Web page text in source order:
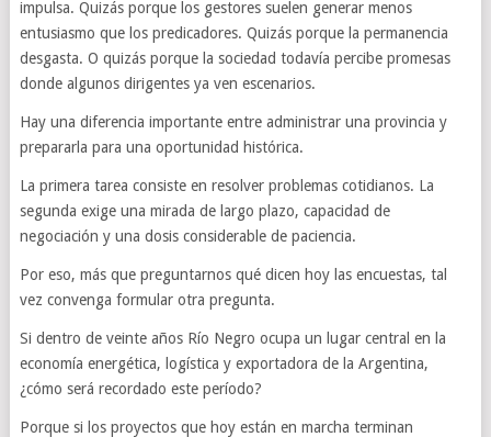
impulsa. Quizás porque los gestores suelen generar menos
entusiasmo que los predicadores. Quizás porque la permanencia
desgasta. O quizás porque la sociedad todavía percibe promesas
donde algunos dirigentes ya ven escenarios.
Hay una diferencia importante entre administrar una provincia y
prepararla para una oportunidad histórica.
La primera tarea consiste en resolver problemas cotidianos. La
segunda exige una mirada de largo plazo, capacidad de
negociación y una dosis considerable de paciencia.
Por eso, más que preguntarnos qué dicen hoy las encuestas, tal
vez convenga formular otra pregunta.
Si dentro de veinte años Río Negro ocupa un lugar central en la
economía energética, logística y exportadora de la Argentina,
¿cómo será recordado este período?
Porque si los proyectos que hoy están en marcha terminan